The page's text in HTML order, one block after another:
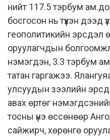
нийт 117.5 тэрбум
босгосон нь түүхэн дээд
геополитикийн эрсдэл
оруулагчдын
нэмэгдэн, 3.3 тэрбум
татан гаргажээ.
улсуудын зээлийн
авах өртөг
тосны үнэ өссөнөөр
сайжирч, хөрөнгө